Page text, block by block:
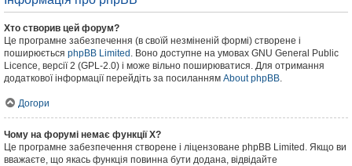
Хто створив цей форум?
Це програмне забезпечення (в своїй незміненій формі) створене і
поширюється phpBB Limited . Воно доступне на умовах GNU General Public
Licence, версії 2 (GPL-2.0) і може вільно поширюватися. Для отримання
додаткової інформації перейдіть за посиланням About phpBB.
Догори
Чому на форумі немає функції X?
Це програмне забезпечення створене і ліцензоване phpBB Limited. Якщо ви
вважаєте, що якась функція повинна бути додана, відвідайте